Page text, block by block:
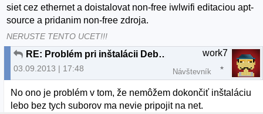
siet cez ethernet a doistalovat non-free iwlwifi editaciou apt-
source a pridanim non-free zdroja.
NERUSTE TENTO UCET!!!
RE: Problém pri inštalácii Debian 7.1.0
03.09.2013 | 17:48
work7
Návštevník
No ono je problém v tom, že nemôžem dokončiť inštaláciu
lebo bez tych suborov ma nevie pripojit na net.